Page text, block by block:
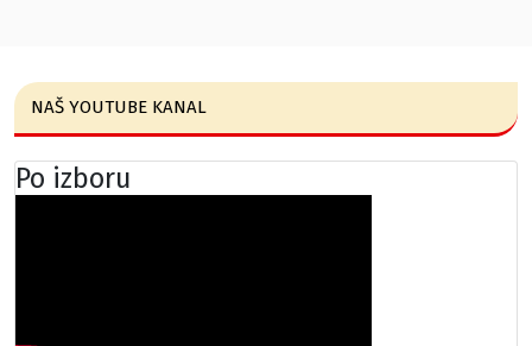
NAŠ YOUTUBE KANAL
Po izboru